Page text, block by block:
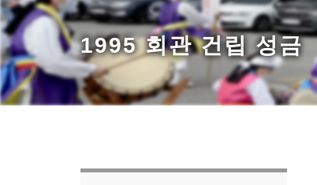
1995 회관 건립 성금